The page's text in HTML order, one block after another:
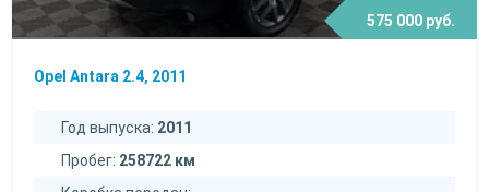
575 000 руб.
Opel Antara 2.4, 2011
Год выпуска: 2011
Пробег: 258722 км